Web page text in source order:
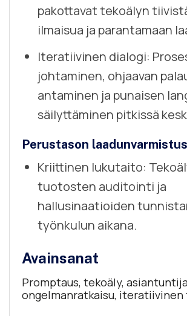
pakottavat tekoälyn
ilmaisua ja parantamaan
Iteratiivinen dialogi:
johtaminen, ohjaavan
antaminen ja punaisen
säilyttäminen pitkissä
Perustason laadunvarmistus
Kriittinen lukutaito:
tuotosten auditointi ja
hallusinaatioiden
työnkulun aikana.
Avainsanat
Promptaus, tekoäly,
ongelmanratkaisu, iteratiivinen